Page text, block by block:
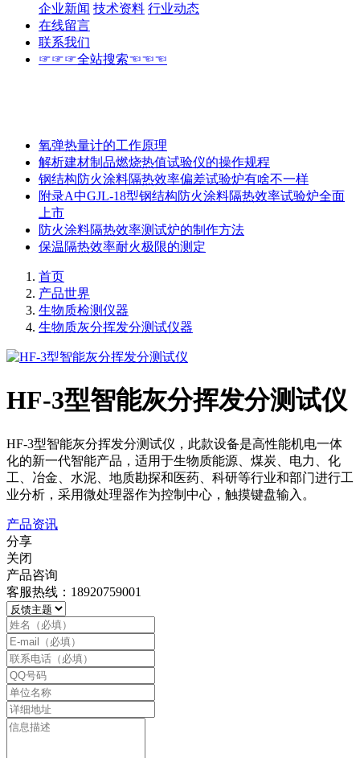
企业新闻 技术资料 行业动态
在线留言
联系我们
☞☞☞全站搜索☜☜☜
氧弹热量计的工作原理
解析建材制品燃烧热值试验仪的操作规程
钢结构防火涂料隔热效率偏差试验炉有啥不一样
附录A中GJL-18型钢结构防火涂料隔热效率试验炉全面
上市
防火涂料隔热效率测试炉的制作方法
保温隔热效率耐火极限的测定
首页
产品世界
生物质检测仪器
生物质灰分挥发分测试仪器
HF-3型智能灰分挥发分测试仪
HF-3型智能灰分挥发分测试仪，此款设备是高性能机电一体
化的新一代智能产品，适用于生物质能源、煤炭、电力、化
工、冶金、水泥、地质勘探和医药、科研等行业和部门进行工
业分析，采用微处理器作为控制中心，触摸键盘输入。
产品资讯
分享
关闭
产品咨询
客服热线：18920759001